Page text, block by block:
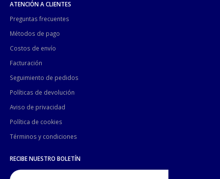
ATENCIÓN A CLIENTES
Preguntas frecuentes
Métodos de pago
Costos de envío
Facturación
Seguimiento de pedidos
Políticas de devolución
Aviso de privacidad
Política de cookies
Términos y condiciones
RECIBE NUESTRO BOLETÍN